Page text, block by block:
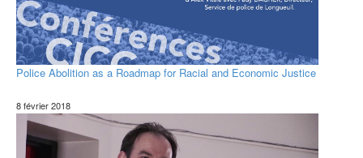
Police Abolition as a Roadmap for Racial and Economic Justice
8 février 2018